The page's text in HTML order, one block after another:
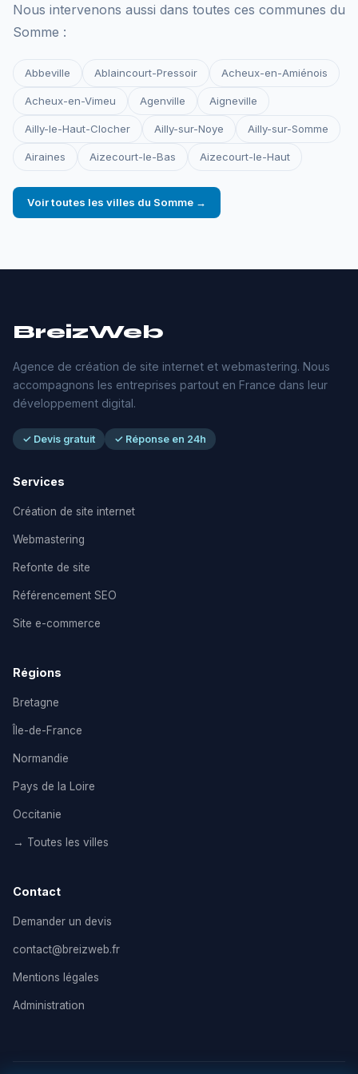
Nous intervenons aussi dans toutes ces communes du
Somme :
Abbeville Ablaincourt-Pressoir Acheux-en-Amiénois
Acheux-en-Vimeu Agenville Aigneville
Ailly-le-Haut-Clocher Ailly-sur-Noye Ailly-sur-Somme
Airaines Aizecourt-le-Bas Aizecourt-le-Haut
Voir toutes les villes du Somme →
BreizWeb
Agence de création de site internet et webmastering. Nous
accompagnons les entreprises partout en France dans leur
développement digital.
✓ Devis gratuit ✓ Réponse en 24h
Services
Création de site internet
Webmastering
Refonte de site
Référencement SEO
Site e-commerce
Régions
Bretagne
Île-de-France
Normandie
Pays de la Loire
Occitanie
→ Toutes les villes
Contact
Demander un devis
contact@breizweb.fr
Mentions légales
Administration